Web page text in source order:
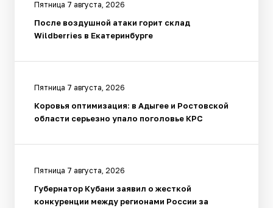
Пятница 7 августа, 2026
После воздушной атаки горит склад
Wildberries в Екатеринбурге
Пятница 7 августа, 2026
Коровья оптимизация: в Адыгее и Ростовской
области серьезно упало поголовье КРС
Пятница 7 августа, 2026
Губернатор Кубани заявил о жесткой
конкуренции между регионами России за